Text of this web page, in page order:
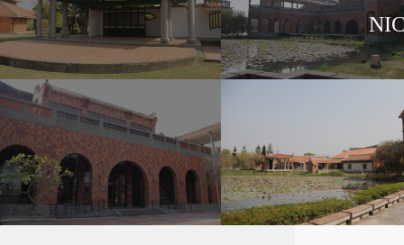
三軍總醫院 國軍歷史文物館
NU SKIN 如新 寶島鐘錶
本中心佔地6.6公頃
化公園為概念，為全
示、休閒等多樣化功